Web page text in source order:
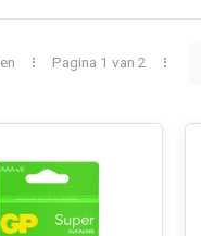
Pagina 1 van 2